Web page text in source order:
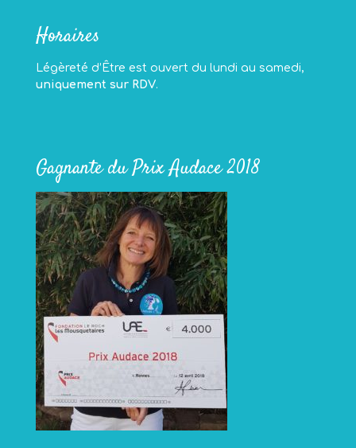
Horaires
Légèreté d’Être est ouvert du lundi au samedi,
uniquement sur RDV.
Gagnante du Prix Audace 2018